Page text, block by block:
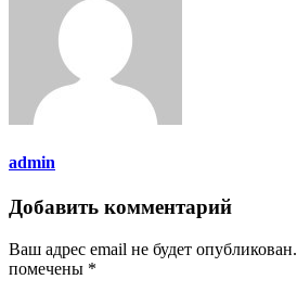
admin
Добавить комментарий
Ваш адрес email не будет опубликован.
помечены *